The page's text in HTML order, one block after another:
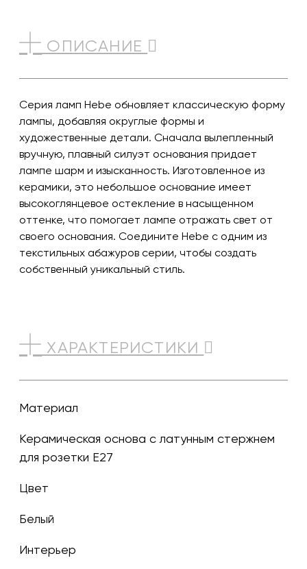
ОПИСАНИЕ
Серия ламп Hebe обновляет классическую форму
лампы, добавляя округлые формы и
художественные детали. Сначала вылепленный
вручную, плавный силуэт основания придает
лампе шарм и изысканность. Изготовленное из
керамики, это небольшое основание имеет
высокоглянцевое остекление в насыщенном
оттенке, что помогает лампе отражать свет от
своего основания. Соедините Hebe с одним из
текстильных абажуров серии, чтобы создать
собственный уникальный стиль.
ХАРАКТЕРИСТИКИ
Материал
Керамическая основа с латунным стержнем
для розетки E27
Цвет
белый
Интерьер